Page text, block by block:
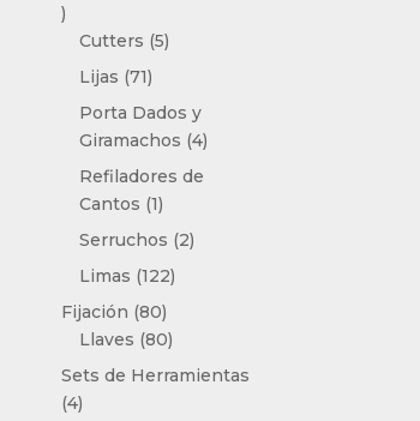
205
productos
Cutters 55
Lijas 7171
productos
Porta Dados y
Giramachos 44
Refiladores de
Cantos 11
producto
Serruchos 22
Limas 122122
Fijación 8080
productos
Llaves 8080
productos
Sets de Herramientas
44